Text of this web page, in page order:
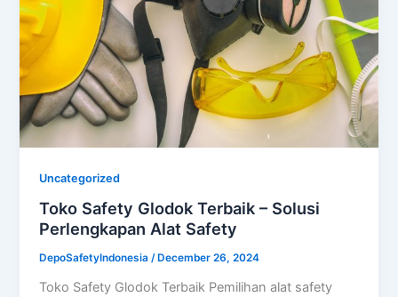
Uncategorized
Toko Safety Glodok Terbaik – Solusi
Perlengkapan Alat Safety
DepoSafetyIndonesia/ December 26, 2024
Toko Safety Glodok Terbaik Pemilihan alat safety